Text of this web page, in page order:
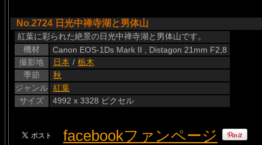
No.2724 日光中禅寺湖と男体山
紅葉に彩られた絶景の日光中禅寺湖と男体山です。
機材
Canon EOS-1Ds Mark II , Distagon 21mm F2,8
撮影地
日本 / 栃木
季節
秋
ジャンル 紅葉
サイズ
4992 x 3328 ピクセル
facebookファンページ